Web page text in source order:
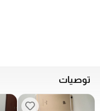
توصيات